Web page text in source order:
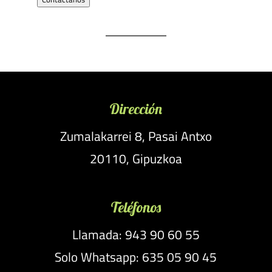
Dirección
Zumalakarrei 8, Pasai Antxo
20110, Gipuzkoa
Teléfonos
Llamada: 943 90 60 55
Solo Whatsapp: 635 05 90 45